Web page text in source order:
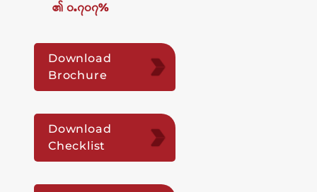
၏ ၀.၇၀၇%
Download
Brochure
Download
Checklist